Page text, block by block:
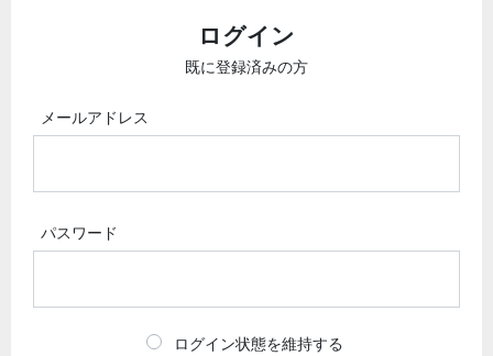
ログイン
既に登録済みの方
メールアドレス
パスワード
ログイン状態を維持する